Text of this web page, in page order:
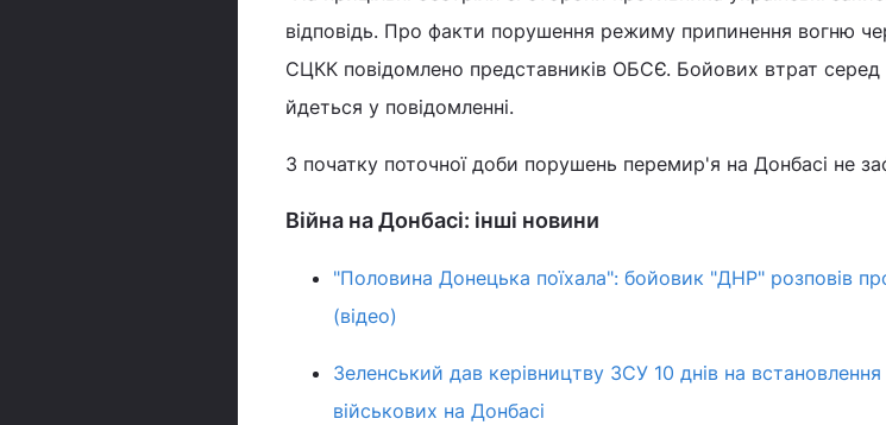
відповідь. Про факти порушення режиму припинення вогню
СЦКК повідомлено представників ОБСЄ. Бойових втрат серед
йдеться у повідомленні.
З початку поточної доби порушень перемир'я на Донбасі не
Війна на Донбасі: інші новини
"Половина Донецька поїхала": бойовик "ДНР" розповів
(відео)
Зеленський дав керівництву ЗСУ 10 днів на встановлення
військових на Донбасі